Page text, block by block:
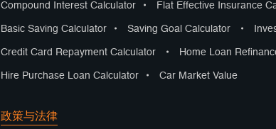
Compound Interest Calculator • Flat Effective Insurance
Basic Saving Calculator • Saving Goal Calculator •
Credit Card Repayment Calculator • Home Loan
Hire Purchase Loan Calculator • Car Market Value
政策与法律